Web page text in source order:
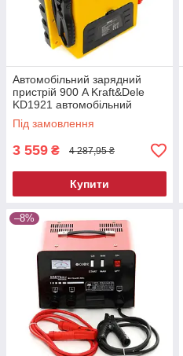
Автомобільний зарядний
пристрій 900 A Kraft&Dele
KD1921 автомобільний
зарядний пристрій
Під замовлення
3 559 ₴ 4 287,95 ₴
Купити
–8%